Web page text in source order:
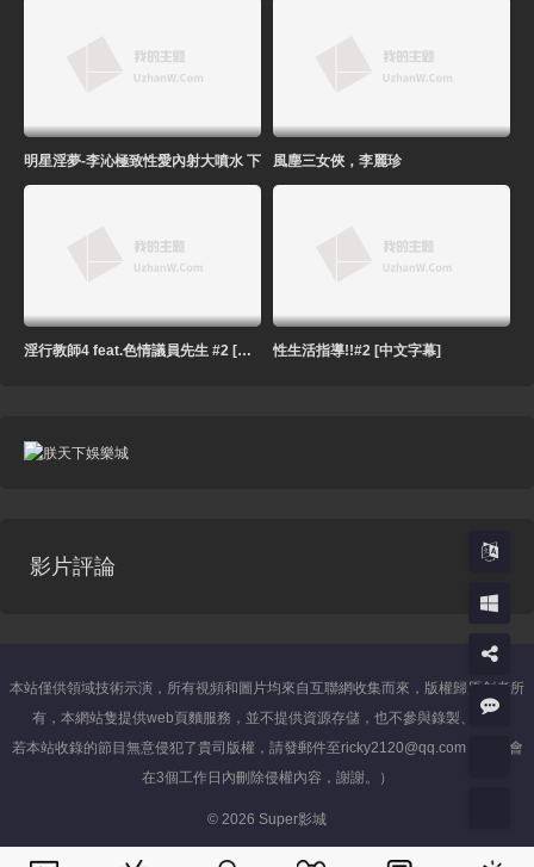
明星淫夢-李沁極致性愛內射大噴水 下 風塵三女俠，李麗珍
淫行教師4 feat.色情議員先生 #2 [中文字幕] 性生活指導!!#2 [中文字幕]
影片評論
本站僅供領域技術示演，所有視頻和圖片均來自互聯網收集而來，版權歸原創者所
有，本網站隻提供web頁麵服務，並不提供資源存儲，也不參與錄製、上傳
若本站收錄的節目無意侵犯了貴司版權，請發郵件至ricky2120@qq.com（我們會
在3個工作日內刪除侵權內容，謝謝。）
© 2026 Super影城